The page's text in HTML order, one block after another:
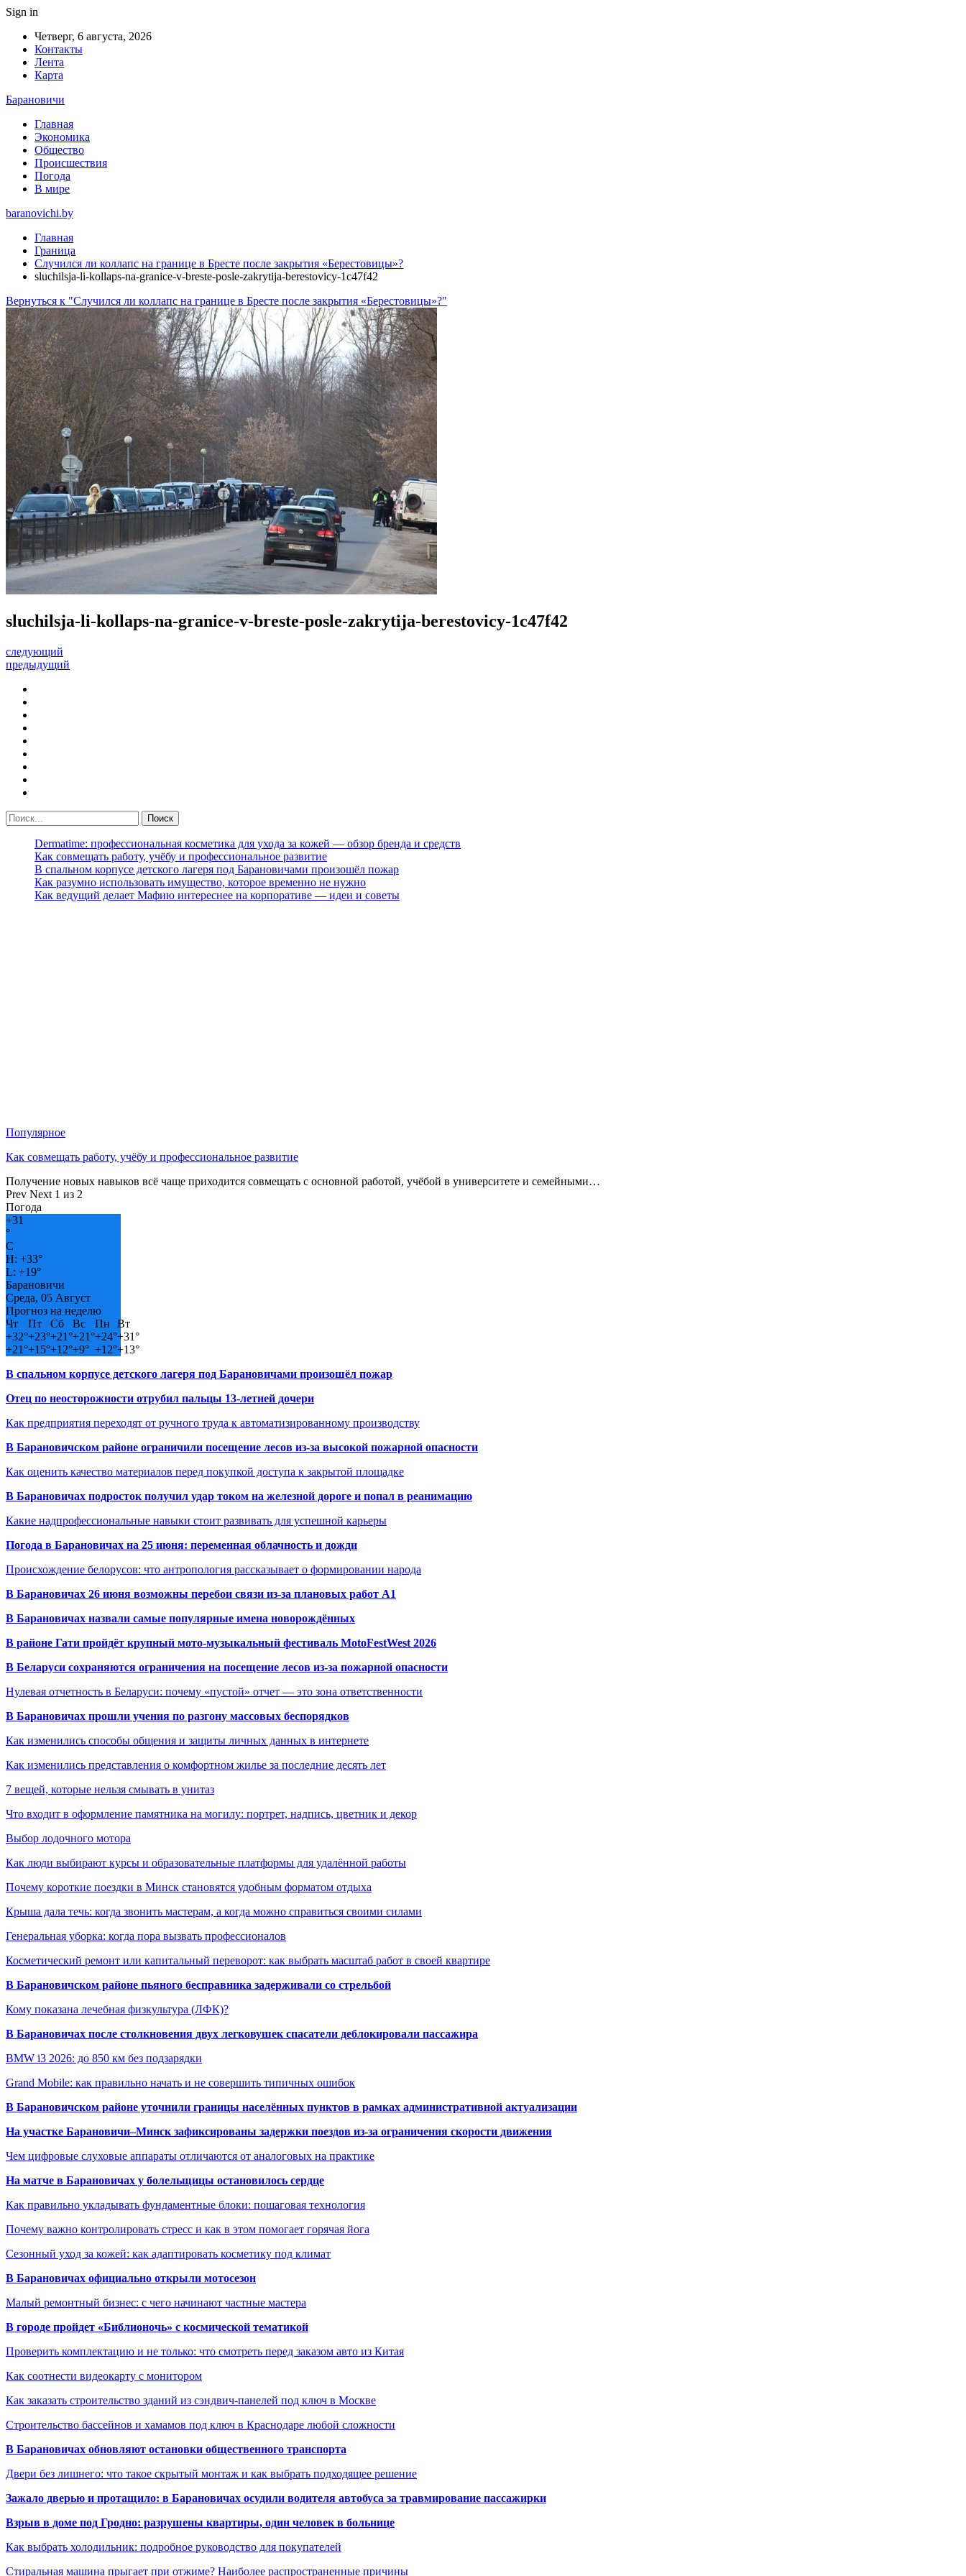
Sign in
Четверг, 6 августа, 2026
Контакты
Лента
Карта
Барановичи
Главная
Экономика
Общество
Происшествия
Погода
В мире
baranovichi.by
Главная
Граница
Случился ли коллапс на границе в Бресте после закрытия «Берестовицы»?
sluchilsja-li-kollaps-na-granice-v-breste-posle-zakrytija-berestovicy-1c47f42
Вернуться к "Случился ли коллапс на границе в Бресте после закрытия «Берестовицы»?"
sluchilsja-li-kollaps-na-granice-v-breste-posle-zakrytija-berestovicy-1c47f42
следующий
предыдущий
Dermatime: профессиональная косметика для ухода за кожей — обзор бренда и средств
Как совмещать работу, учёбу и профессиональное развитие
В спальном корпусе детского лагеря под Барановичами произошёл пожар
Как разумно использовать имущество, которое временно не нужно
Как ведущий делает Мафию интереснее на корпоративе — идеи и советы
Популярное
Как совмещать работу, учёбу и профессиональное развитие
Получение новых навыков всё чаще приходится совмещать с основной работой, учёбой в университете и семейными…
Prev Next 1 из 2
Погода
+31
°
C
H: +33°
L: +19°
Барановичи
Среда, 05 Август
Прогноз на неделю
Чт
Пт Сб Вс Пн
Вт
+32°+23°+21°+21°+24°+31°
+21°+15°+12°+9° +12°+13°
В спальном корпусе детского лагеря под Барановичами произошёл пожар
Отец по неосторожности отрубил пальцы 13-летней дочери
Как предприятия переходят от ручного труда к автоматизированному производству
В Барановичском районе ограничили посещение лесов из-за высокой пожарной опасности
Как оценить качество материалов перед покупкой доступа к закрытой площадке
В Барановичах подросток получил удар током на железной дороге и попал в реанимацию
Какие надпрофессиональные навыки стоит развивать для успешной карьеры
Погода в Барановичах на 25 июня: переменная облачность и дожди
Происхождение белорусов: что антропология рассказывает о формировании народа
В Барановичах 26 июня возможны перебои связи из-за плановых работ A1
В Барановичах назвали самые популярные имена новорождённых
В районе Гати пройдёт крупный мото-музыкальный фестиваль MotoFestWest 2026
В Беларуси сохраняются ограничения на посещение лесов из-за пожарной опасности
Нулевая отчетность в Беларуси: почему «пустой» отчет — это зона ответственности
В Барановичах прошли учения по разгону массовых беспорядков
Как изменились способы общения и защиты личных данных в интернете
Как изменились представления о комфортном жилье за последние десять лет
7 вещей, которые нельзя смывать в унитаз
Что входит в оформление памятника на могилу: портрет, надпись, цветник и декор
Выбор лодочного мотора
Как люди выбирают курсы и образовательные платформы для удалённой работы
Почему короткие поездки в Минск становятся удобным форматом отдыха
Крыша дала течь: когда звонить мастерам, а когда можно справиться своими силами
Генеральная уборка: когда пора вызвать профессионалов
Косметический ремонт или капитальный переворот: как выбрать масштаб работ в своей квартире
В Барановичском районе пьяного бесправника задерживали со стрельбой
Кому показана лечебная физкультура (ЛФК)?
В Барановичах после столкновения двух легковушек спасатели деблокировали пассажира
BMW i3 2026: до 850 км без подзарядки
Grand Mobile: как правильно начать и не совершить типичных ошибок
В Барановичском районе уточнили границы населённых пунктов в рамках административной актуализации
На участке Барановичи–Минск зафиксированы задержки поездов из-за ограничения скорости движения
Чем цифровые слуховые аппараты отличаются от аналоговых на практике
На матче в Барановичах у болельщицы остановилось сердце
Как правильно укладывать фундаментные блоки: пошаговая технология
Почему важно контролировать стресс и как в этом помогает горячая йога
Сезонный уход за кожей: как адаптировать косметику под климат
В Барановичах официально открыли мотосезон
Малый ремонтный бизнес: с чего начинают частные мастера
В городе пройдет «Библионочь» с космической тематикой
Проверить комплектацию и не только: что смотреть перед заказом авто из Китая
Как соотнести видеокарту с монитором
Как заказать строительство зданий из сэндвич-панелей под ключ в Москве
Строительство бассейнов и хамамов под ключ в Краснодаре любой сложности
В Барановичах обновляют остановки общественного транспорта
Двери без лишнего: что такое скрытый монтаж и как выбрать подходящее решение
Зажало дверью и протащило: в Барановичах осудили водителя автобуса за травмирование пассажирки
Взрыв в доме под Гродно: разрушены квартиры, один человек в больнице
Как выбрать холодильник: подробное руководство для покупателей
Стиральная машина прыгает при отжиме? Наиболее распространенные причины